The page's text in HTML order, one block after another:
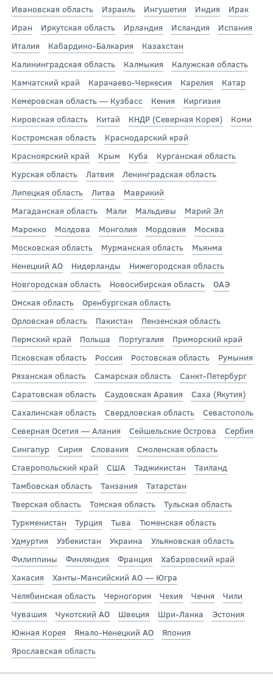
Ивановская область
Израиль Ингушетия Индия
Ирак
Иран
Иркутская область Ирландия Исландия
Испания
Италия
Кабардино-Балкария
Казахстан
Калининградская область
Калмыкия
Калужская область
Камчатский край
Карачаево-Черкесия Карелия
Катар
Кемеровская область — Кузбасс
Кения
Киргизия
Кировская область
Китай КНДР (Северная Корея)
Коми
Костромская область
Краснодарский край
Красноярский край
Крым Куба
Курганская область
Курская область
Латвия
Ленинградская область
Липецкая область
Литва
Маврикий
Магаданская область
Мали Мальдивы
Марий Эл
Марокко
Молдова Монголия Мордовия
Москва
Московская область
Мурманская область
Мьянма
Ненецкий АО
Нидерланды
Нижегородская область
Новгородская область
Новосибирская область
ОАЭ
Омская область
Оренбургская область
Орловская область
Пакистан
Пензенская область
Пермский край
Польша Португалия
Приморский край
Псковская область
Россия Ростовская область
Румыния
Рязанская область
Самарская область
Санкт-Петербург
Саратовская область
Саудовская Аравия
Саха (Якутия)
Сахалинская область
Свердловская область
Севастополь
Северная Осетия — Алания
Сейшельские Острова
Сербия
Сингапур
Сирия Словакия
Смоленская область
Ставропольский край
США Таджикистан
Таиланд
Тамбовская область
Танзания
Татарстан
Тверская область
Томская область
Тульская область
Туркменистан
Турция Тыва
Тюменская область
Удмуртия
Узбекистан Украина
Ульяновская область
Филиппины
Финляндия Франция
Хабаровский край
Хакасия
Ханты-Мансийский АО — Югра
Челябинская область
Черногория Чехия Чечня
Чили
Чувашия
Чукотский АО Швеция Шри-Ланка
Эстония
Южная Корея
Ямало-Ненецкий АО
Япония
Ярославская область